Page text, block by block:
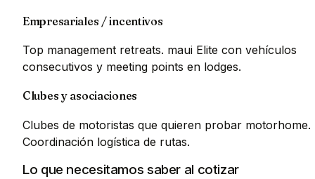
Empresariales / incentivos
Top management retreats. maui Elite con vehículos
consecutivos y meeting points en lodges.
Clubes y asociaciones
Clubes de motoristas que quieren probar motorhome.
Coordinación logística de rutas.
Lo que necesitamos saber al cotizar